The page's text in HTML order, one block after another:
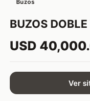
Buzos
BUZOS DOBLE
USD
Ver